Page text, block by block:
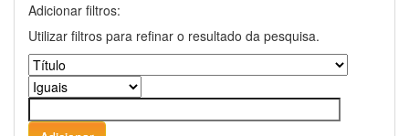
Adicionar filtros:
Utilizar filtros para refinar o resultado da pesquisa.